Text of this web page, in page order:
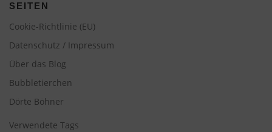
SEITEN
Cookie-Richtlinie (EU)
Datenschutz / Impressum
Über das Blog
Bubbletierchen
Dörte Böhner
Verwendete Tags